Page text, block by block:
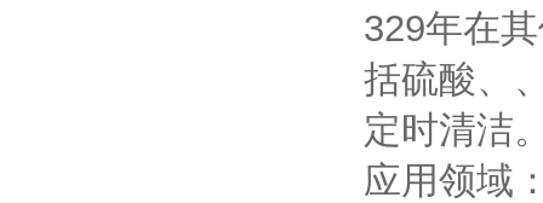
329年在
括硫酸、
定时清洁
应用领域